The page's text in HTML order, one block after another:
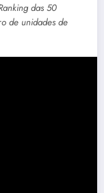
das 50
de unidades de